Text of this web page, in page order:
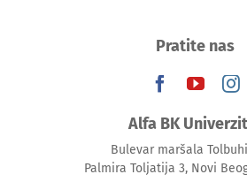
Pratite nas
Alfa BK
Bulevar maršala
Palmira Toljatija 3, Novi